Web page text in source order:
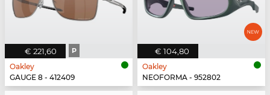
€ 221,60 P
Oakley
GAUGE 8 - 412409
€ 104,80
Oakley
NEOFORMA - 952802